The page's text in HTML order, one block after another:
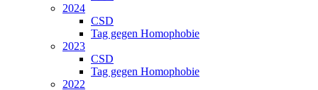
2024
CSD
Tag gegen Homophobie
2023
CSD
Tag gegen Homophobie
2022